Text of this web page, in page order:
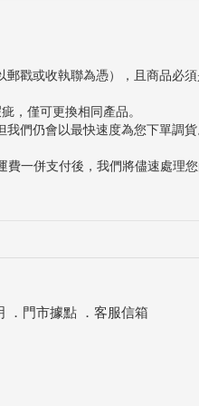
戳或收執聯為憑），且商品必
，僅可更換相同產品。
們仍會以最快速度為您下單調
一併支付後，我們將儘速處理您
． 門市據點． 客服信箱